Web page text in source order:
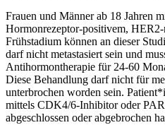
Frauen und Männer ab 18 Jahren
Hormonrezeptor-positivem,
Frühstadium können an dieser
darf nicht metastasiert sein und
Antihormontherapie für 24-60
Diese Behandlung darf nicht für
unterbrochen worden sein.
mittels CDK4/6-Inhibitor oder
abgeschlossen oder abgebrochen